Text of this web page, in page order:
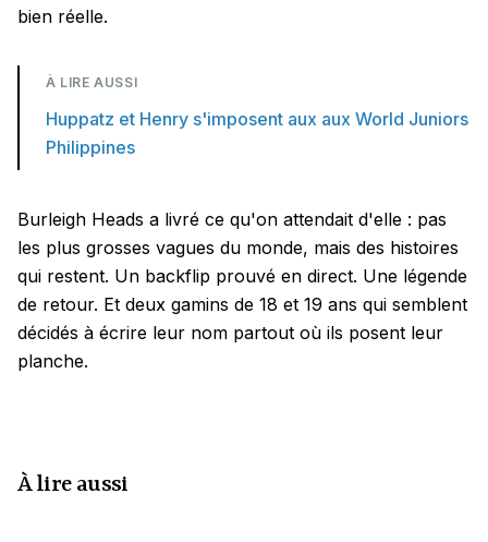
bien réelle.
À LIRE AUSSI
Huppatz et Henry s'imposent aux aux World Juniors
Philippines
Burleigh Heads a livré ce qu'on attendait d'elle : pas
les plus grosses vagues du monde, mais des histoires
qui restent. Un backflip prouvé en direct. Une légende
de retour. Et deux gamins de 18 et 19 ans qui semblent
décidés à écrire leur nom partout où ils posent leur
planche.
À lire aussi